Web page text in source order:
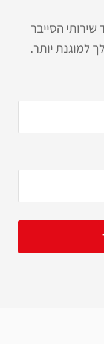
שירותי הסייבר
למוגנת יותר.